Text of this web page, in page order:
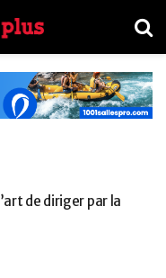
de diriger par la